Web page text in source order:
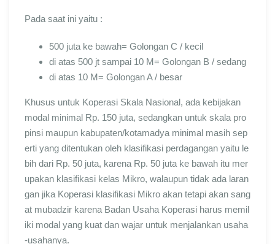
Pada saat ini yaitu :
500 juta ke bawah= Golongan C / kecil
di atas 500 jt sampai 10 M= Golongan B / sedang
di atas 10 M= Golongan A / besar
Khusus untuk Koperasi Skala Nasional, ada kebijakan
modal minimal Rp. 150 juta, sedangkan untuk skala pro
pinsi maupun kabupaten/kotamadya minimal masih sep
erti yang ditentukan oleh klasifikasi perdagangan yaitu le
bih dari Rp. 50 juta, karena Rp. 50 juta ke bawah itu mer
upakan klasifikasi kelas Mikro, walaupun tidak ada laran
gan jika Koperasi klasifikasi Mikro akan tetapi akan sang
at mubadzir karena Badan Usaha Koperasi harus memil
iki modal yang kuat dan wajar untuk menjalankan usaha
-usahanya.